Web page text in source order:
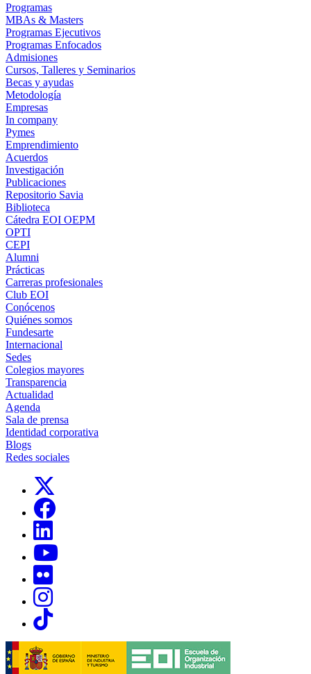
Programas
MBAs & Masters
Programas Ejecutivos
Programas Enfocados
Admisiones
Cursos, Talleres y Seminarios
Becas y ayudas
Metodología
Empresas
In company
Pymes
Emprendimiento
Acuerdos
Investigación
Publicaciones
Repositorio Savia
Biblioteca
Cátedra EOI OEPM
OPTI
CEPI
Alumni
Prácticas
Carreras profesionales
Club EOI
Conócenos
Quiénes somos
Fundesarte
Internacional
Sedes
Colegios mayores
Transparencia
Actualidad
Agenda
Sala de prensa
Identidad corporativa
Blogs
Redes sociales
Links, Opens in this window
Links, Opens in this window
Links, Opens in this window
Links, Opens in this window
Links, Opens in this window